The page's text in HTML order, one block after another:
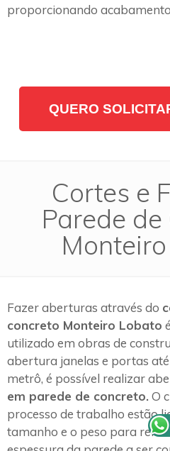
proporcionando
QUERO
Cortes e
Parede
Fazer aberturas através do
concreto Monteiro Lobato
utilizado em obras de
abertura janelas e portas
metrô, é possível realizar
em parede de concreto. O
processo de trabalho estão
tamanho e o peso para